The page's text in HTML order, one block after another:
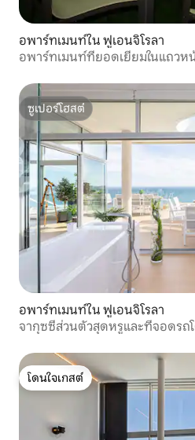
อพาร์ทเมนท์ใน ฟูเอนจิโรลา
อพาร์ทเมนท์ที่ยอดเยี่ยมในแถวห
ซูเปอร์โฮสต์
ซูเปอร์โฮสต์
อพาร์ทเมนท์ใน ฟูเอนจิโรลา
จากุซซี่ส่วนตัวสุดหรูและที่จอดรถ
โดนใจเกสต์
โดนใจเกสต์